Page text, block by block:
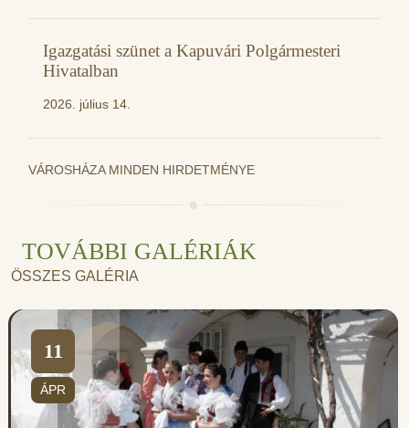
Igazgatási szünet a Kapuvári Polgármesteri
Hivatalban
2026. július 14.
VÁROSHÁZA MINDEN HIRDETMÉNYE
TOVÁBBI GALÉRIÁK
ÖSSZES GALÉRIA
11
ÁPR